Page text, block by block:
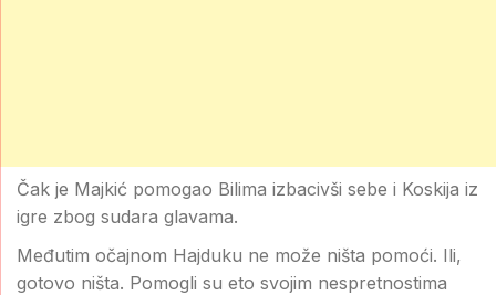
Čak je Majkić pomogao Bilima izbacivši sebe i Koskija iz
igre zbog sudara glavama.
Međutim očajnom Hajduku ne može ništa pomoći. Ili,
gotovo ništa. Pomogli su eto svojim nespretnostima